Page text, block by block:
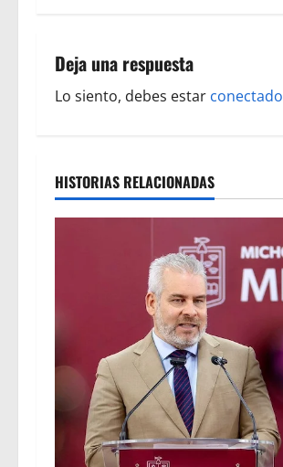
g
a
i
ó
e
e
n
t
Deja una respuesta
Lo siento, debes estar conectado
HISTORIAS RELACIONADAS